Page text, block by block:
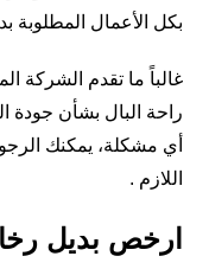
بكل الأعمال المطلوبة
غالباً ما تقدم الشركة
راحة البال بشأن جودة
أي مشكلة، يمكنك
اللازم .
ارخص بديل